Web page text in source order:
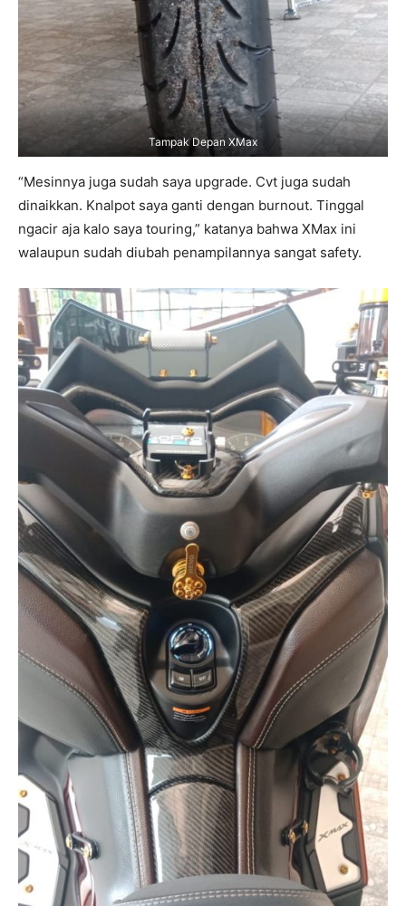
Tampak Depan XMax
“Mesinnya juga sudah saya upgrade. Cvt juga sudah
dinaikkan. Knalpot saya ganti dengan burnout. Tinggal
ngacir aja kalo saya touring,” katanya bahwa XMax ini
walaupun sudah diubah penampilannya sangat safety.